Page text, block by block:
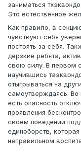
заниматься
Это естественное
Как правило, в
чувствуют себя
постоять за себя.
дерзкие ребята,
свою силу. В первом
научившись
отыгрываться на
самоутверждаясь. Во
есть опасность
проявления
своем поведении
единоборств,
неправильном